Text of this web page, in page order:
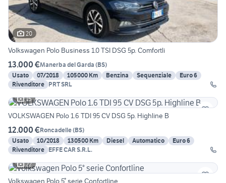
20
Volkswagen Polo Business 1.0 TSI DSG 5p. Comfortli
13.000 €Manerba del Garda (BS)
Usato
07/2018 105000 Km Benzina Sequenziale
Euro 6
Rivenditore PRT SRL
15
VOLKSWAGEN Polo 1.6 TDI 95 CV DSG 5p. Highline B
12.000 €Roncadelle(BS)
Usato
10/2018 130500 Km Diesel Automatico
Euro 6
Rivenditore EFFE CAR S.R.L.
22
Volkswagen Polo 5° serie Confortline